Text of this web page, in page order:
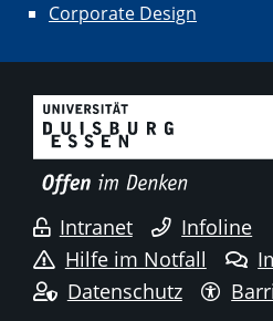
Corporate Design
Intranet
Infoline
Hilfe im Notfall
Datenschutz